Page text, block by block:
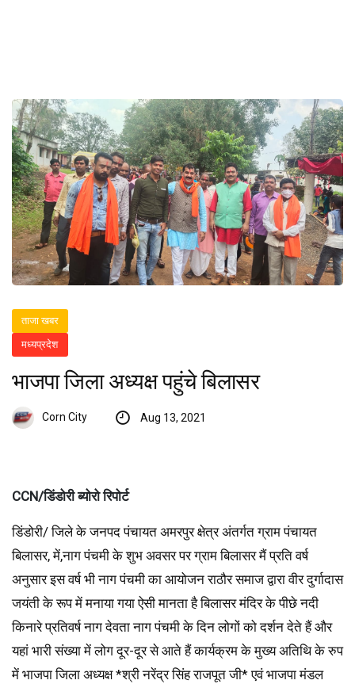
ताजा खबर
मध्यप्रदेश
भाजपा जिला अध्यक्ष पहुंचे बिलासर
Corn City Aug 13, 2021
CCN/डिंडोरी ब्योरो रिपोर्ट
डिंडोरी/ जिले के जनपद पंचायत अमरपुर क्षेत्र अंतर्गत ग्राम पंचायत
बिलासर, में,नाग पंचमी के शुभ अवसर पर ग्राम बिलासर मैं प्रति वर्ष
अनुसार इस वर्ष भी नाग पंचमी का आयोजन राठौर समाज द्वारा वीर दुर्गादास
जयंती के रूप में मनाया गया ऐसी मानता है बिलासर मंदिर के पीछे नदी
किनारे प्रतिवर्ष नाग देवता नाग पंचमी के दिन लोगों को दर्शन देते हैं और
यहां भारी संख्या में लोग दूर-दूर से आते हैं कार्यक्रम के मुख्य अतिथि के रुप
में भाजपा जिला अध्यक्ष *श्री नरेंद्र सिंह राजपूत जी* एवं भाजपा मंडल